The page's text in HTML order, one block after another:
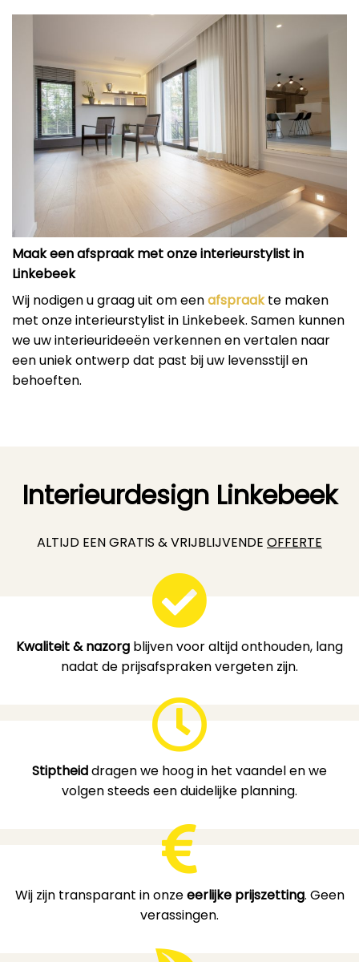
Maak een afspraak met onze interieurstylist in
Linkebeek
Wij nodigen u graag uit om eenafspraakte maken
met onze interieurstylist in Linkebeek. Samen kunnen
we uw interieurideeën verkennen en vertalen naar
een uniek ontwerp dat past bij uw levensstijl en
behoeften.
Interieurdesign Linkebeek
ALTIJD EEN GRATIS & VRIJBLIJVENDE OFFERTE
Kwaliteit & nazorg blijven voor altijd onthouden, lang
nadat de prijsafspraken vergeten zijn.
Stiptheiddragen we hoog in het vaandel en we
volgen steeds een duidelijke planning.
Wij zijn transparant in onzeeerlijke prijszetting. Geen
verassingen.